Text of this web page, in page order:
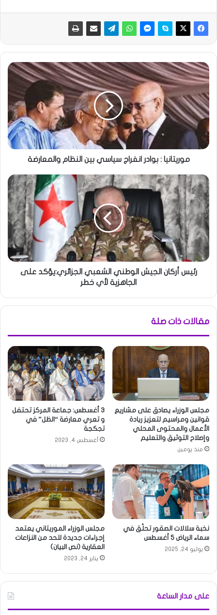
موريتانيا : بوادر انفراج سياسي بين النظام والمعارضة
رئيس أركان الجيش الوطني الشعبي الجزائري:يؤكد على
الجاهزية لأي خطر
مقالات ذات صلة
مجلس الوزراء يصادق على مشاريع
قوانين ومراسيم لتعزيز ريادة
الأعمال والمحتوى المحلي
وإصلاح التوثيق والتعليم
منذ يومين
3 أغسطس: جماعة المركز تحتفل
و تعري معارضة “الظل” في
تجكجة
أغسطس 4, 2023
نخبة سلالات الصقور تحلّق في
سماء الرياض 5 أغسطس
يوليو 24, 2025
مجلس الوزراء الموريتاني يعتمد
إجراءات جديدة للحد من النزاعات
العقارية (نص البيان)
يناير 24, 2023
على مدار الساعة